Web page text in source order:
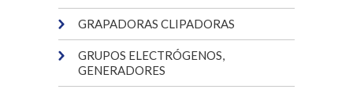
GRAPADORAS CLIPADORAS
GRUPOS ELECTRÓGENOS,
GENERADORES